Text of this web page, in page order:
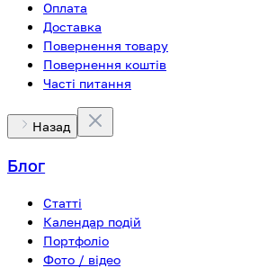
Оплата
Доставка
Повернення товару
Повернення коштів
Часті питання
Назад
Блог
Статті
Календар подій
Портфоліо
Фото / відео